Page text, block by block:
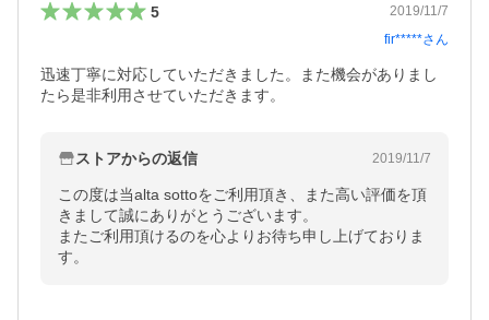
5
2019/11/7
fir*****さん
迅速丁寧に対応していただきました。また機会がありまし
たら是非利用させていただきます。
ストアからの返信 2019/11/7
この度は当alta sottoをご利用頂き、また高い評価を頂
きまして誠にありがとうございます。
またご利用頂けるのを心よりお待ち申し上げておりま
す。